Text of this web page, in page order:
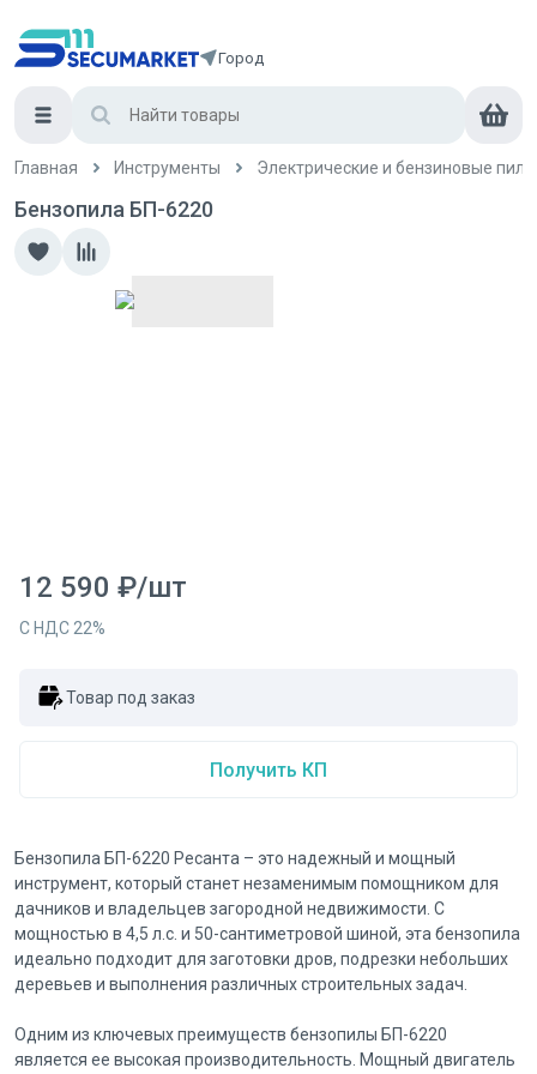
Город
Главная Инструменты Электрические и бензиновые пилы
Бензопила БП-6220
12 590 ₽/шт
С НДС 22%
Товар под заказ
Получить КП
Бензопила БП-6220 Ресанта – это надежный и мощный
инструмент, который станет незаменимым помощником для
дачников и владельцев загородной недвижимости. С
мощностью в 4,5 л.с. и 50-сантиметровой шиной, эта бензопила
идеально подходит для заготовки дров, подрезки небольших
деревьев и выполнения различных строительных задач.
Одним из ключевых преимуществ бензопилы БП-6220
является ее высокая производительность. Мощный двигатель